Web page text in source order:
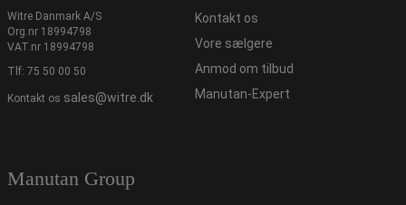
Witre Danmark A/S
Org.nr 18994798
VAT.nr 18994798
Tlf: 75 50 00 50
Kontakt os sales@witre.dk
Kontakt os
Vore sælgere
Anmod om tilbud
Manutan-Expert
Manutan Group